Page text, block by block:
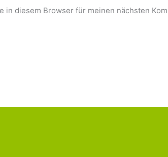
in diesem Browser für meinen nächsten